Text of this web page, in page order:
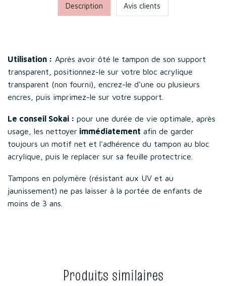
Description
Utilisation : Après avoir ôté le tampon de son support
transparent, positionnez-le sur votre bloc acrylique
transparent (non fourni), encrez-le d'une ou plusieurs
encres, puis imprimez-le sur votre support.
Le conseil Sokai : pour une durée de vie optimale, après
usage, les nettoyer immédiatement afin de garder
toujours un motif net et l'adhérence du tampon au bloc
acrylique, puis le replacer sur sa feuille protectrice.
Tampons en polymère (résistant aux UV et au
jaunissement) ne pas laisser à la portée de enfants de
moins de 3 ans.
Avis clients
Produits similaires